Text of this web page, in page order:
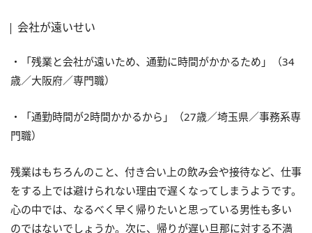
会社が遠いせい
・「残業と会社が遠いため、通勤に時間がかかるため」（34
歳／大阪府／専門職）
・「通勤時間が2時間かかるから」（27歳／埼玉県／事務系専
門職）
残業はもちろんのこと、付き合い上の飲み会や接待など、仕事
をする上では避けられない理由で遅くなってしまうようです。
心の中では、なるべく早く帰りたいと思っている男性も多い
のではないでしょうか。次に、帰りが遅い旦那に対する不満